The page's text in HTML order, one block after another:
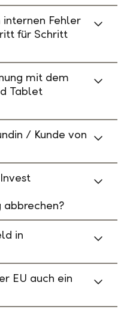
internen Fehler
für Schritt
mit dem
Tablet
/ Kunde von
abbrechen?
in
EU auch ein